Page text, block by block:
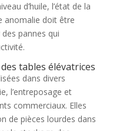
d’huile, l’état de la
anomalie doit être
pannes qui
tables élévatrices
dans divers
l’entreposage et
commerciaux. Elles
de pièces lourdes dans